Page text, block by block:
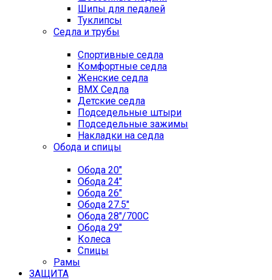
Шипы для педалей
Туклипсы
Седла и трубы
Спортивные седла
Комфортные седла
Женские седла
BMX Седла
Детские седла
Подседельные штыри
Подседельные зажимы
Накладки на седла
Обода и спицы
Обода 20"
Обода 24"
Обода 26"
Обода 27.5"
Обода 28"/700C
Обода 29"
Колеса
Спицы
Рамы
ЗАЩИТА